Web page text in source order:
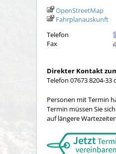
OpenStreetMap
Fahrplanauskunft
Telefon
Fax
Direkter Kontakt
Telefon 07673 8204-33
Personen mit Termin
Termin müssen Sie
auf längere